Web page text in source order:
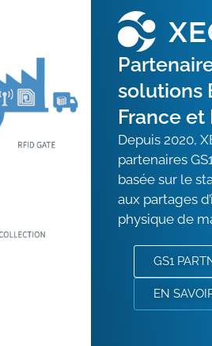
solutions
France et
Depuis 2020,
partenaires
basée sur le
aux partages
physique de
GS1
EN